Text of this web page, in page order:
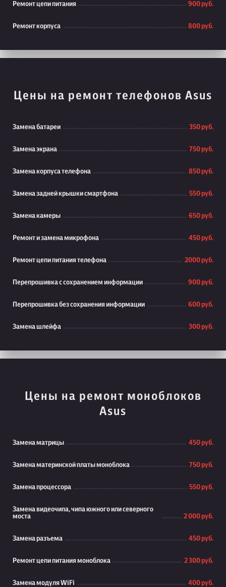
Ремонт цепи питания 900 руб.
Ремонт корпуса 800 руб.
Цены на ремонт телефонов Asus
Замена батареи 350 руб.
Замена экрана 750 руб.
Замена корпуса телефона 850 руб.
Замена задней крышки смартфона 550 руб.
Замена камеры 650 руб.
Ремонт и замена микрофона 450 руб.
Ремонт цепи питания телефона 2000 руб.
Перепрошивка с сохранением информации 900 руб.
Перепрошивка без сохранения информации 600 руб.
Замена шлейфа 300 руб.
Цены на ремонт моноблоков
Asus
Замена матрицы 450 руб.
Замена материнской платы моноблока 750 руб.
Замена процессора 550 руб.
Замена видеочипа, чипа южного или северного
моста
2 000 руб.
Замена разъема 450 руб.
Ремонт цепи питания моноблока 2 300 руб.
Замена модуля WiFi 400 руб.